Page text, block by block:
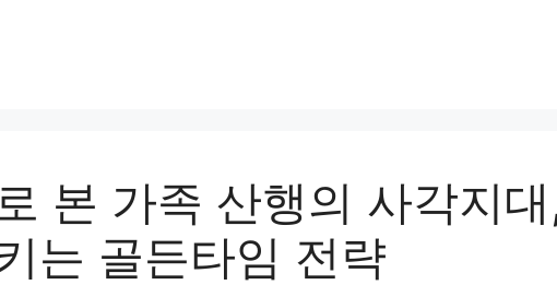
본 가족 산행의 사각지
는 골든타임 전략